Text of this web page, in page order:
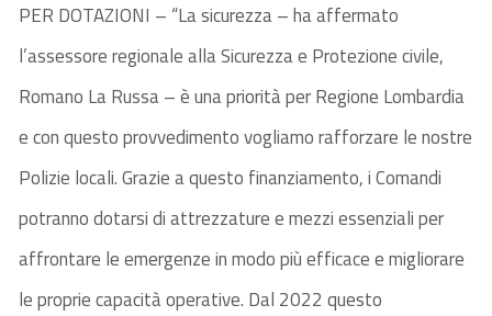
PER DOTAZIONI – “La sicurezza – ha affermato
l’assessore regionale alla Sicurezza e Protezione civile,
Romano La Russa – è una priorità per Regione Lombardia
e con questo provvedimento vogliamo rafforzare le nostre
Polizie locali. Grazie a questo finanziamento, i Comandi
potranno dotarsi di attrezzature e mezzi essenziali per
affrontare le emergenze in modo più efficace e migliorare
le proprie capacità operative. Dal 2022 questo